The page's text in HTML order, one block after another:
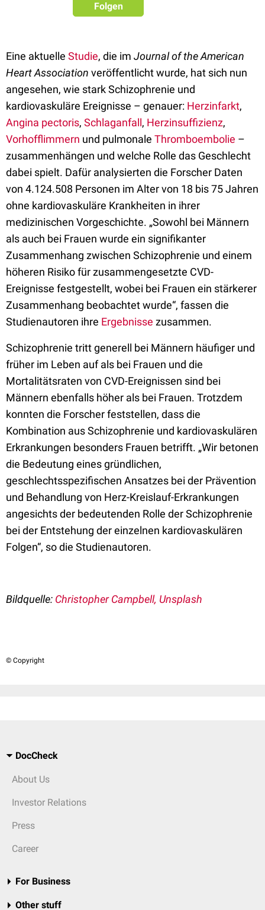
Folgen
Eine aktuelle Studie, die im Journal of the American
Heart Association veröffentlicht wurde, hat sich nun
angesehen, wie stark Schizophrenie und
kardiovaskuläre Ereignisse – genauer: Herzinfarkt,
Angina pectoris, Schlaganfall, Herzinsuffizienz,
Vorhofflimmern und pulmonale Thromboembolie –
zusammenhängen und welche Rolle das Geschlecht
dabei spielt. Dafür analysierten die Forscher Daten
von 4.124.508 Personen im Alter von 18 bis 75 Jahren
ohne kardiovaskuläre Krankheiten in ihrer
medizinischen Vorgeschichte. „Sowohl bei Männern
als auch bei Frauen wurde ein signifikanter
Zusammenhang zwischen Schizophrenie und einem
höheren Risiko für zusammengesetzte CVD-
Ereignisse festgestellt, wobei bei Frauen ein stärkerer
Zusammenhang beobachtet wurde“, fassen die
Studienautoren ihre Ergebnisse zusammen.
Schizophrenie tritt generell bei Männern häufiger und
früher im Leben auf als bei Frauen und die
Mortalitätsraten von CVD-Ereignissen sind bei
Männern ebenfalls höher als bei Frauen. Trotzdem
konnten die Forscher feststellen, dass die
Kombination aus Schizophrenie und kardiovaskulären
Erkrankungen besonders Frauen betrifft. „Wir betonen
die Bedeutung eines gründlichen,
geschlechtsspezifischen Ansatzes bei der Prävention
und Behandlung von Herz-Kreislauf-Erkrankungen
angesichts der bedeutenden Rolle der Schizophrenie
bei der Entstehung der einzelnen kardiovaskulären
Folgen“, so die Studienautoren.
Bildquelle: Christopher Campbell, Unsplash
© Copyright
DocCheck
About Us
Investor Relations
Press
Career
For Business
Other stuff